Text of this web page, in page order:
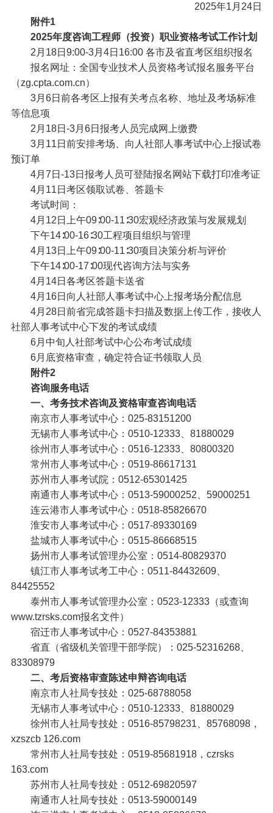
2025年1月24日
附件1
2025年度咨询工程师（投资）职业资格考试工作计划
2月18日9:00-3月4日16:00 各市及省直考区组织报名
报名网址：全国专业技术人员资格考试报名服务平台
（zg.cpta.com.cn）
3月6日前各考区上报有关考点名称、地址及考场标准
等信息项
2月18日-3月6日报考人员完成网上缴费
3月11日前安排考场、向人社部人事考试中心上报试卷
预订单
4月7日-13日报考人员可登陆报名网站下载打印准考证
4月11日考区领取试卷、答题卡
考试时间：
4月12日
上午09∶00-11∶30宏观经济政策与发展规划
下午14∶00-16∶30工程项目组织与管理
4月13日
上午09∶00-11∶30项目决策分析与评价
下午14∶00-17∶00现代咨询方法与实务
4月14日各考区答题卡送省
4月16日 向人社部人事考试中心上报考场分配信息
4月28日前省完成答题卡扫描及数据上传工作，接收人
社部人事考试中心下发的考试成绩
6月中旬 人社部考试中心公布考试成绩
6月底资格审查，确定符合证书领取人员
附件2
咨询服务电话
一、考务技术咨询及资格审查咨询电话
南京市人事考试中心：025-83151200
无锡市人事考试中心：0510-12333、81880029
徐州市人事考试中心：0516-12333、80800320
常州市人事考试中心：0519-86617131
苏州市人事考试院：0512-65301425
南通市人事考试中心：0513-59000252、59000251
连云港市人事考试中心：0518-85826670
淮安市人事考试中心：0517-89330169
盐城市人事考试中心：0515-86668515
扬州市人事考试管理办公室：0514-80829370
镇江市人事考试考工中心：0511-84432609、
84425552
泰州市人事考试管理办公室：0523-12333（或查询
www.tzrsks.com报名文件）
宿迁市人事考试中心：0527-84353881
省直（省级机关管理干部学院）：025-52316268、
83308979
二、考后资格审查陈述申辩咨询电话
南京市人社局专技处：025-68788058
无锡市人事考试中心：0510-12333、81880029
徐州市人社局专技处：0516-85798231、85768098，
xzszcb 126.com
常州市人社局专技处：0519-85681918，czrsks
163.com
苏州市人社局专技处：0512-69820597
南通市人社局专技处：0513-59000149